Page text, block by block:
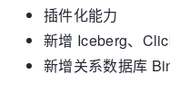
插件化能力
新增 Iceberg、
新增关系数据库